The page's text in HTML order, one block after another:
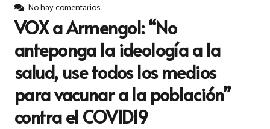
No hay comentarios
VOX a Armengol: “No
anteponga la ideología a la
salud, use todos los medios
para vacunar a la población”
contra el COVID19